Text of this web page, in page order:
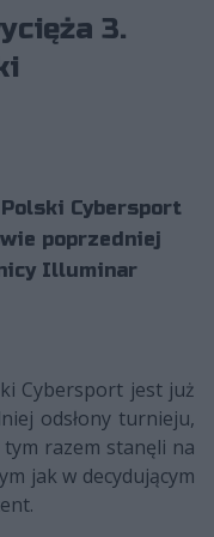
3.
Cybersport
poprzedniej
Illuminar
Cybersport jest już
odsłony turnieju,
razem stanęli na
jak w decydującym